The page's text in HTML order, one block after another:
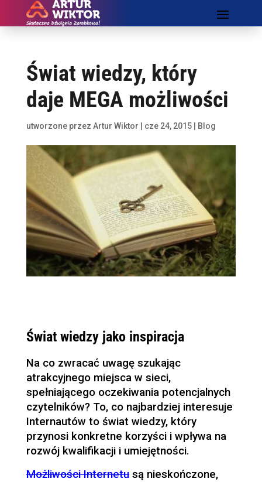
Świat wiedzy, który
daje MEGA możliwości
utworzone przez Artur Wiktor cze 24, 2015| Blog
Świat wiedzy jako inspiracja
Na co zwracać uwagę szukając
atrakcyjnego miejsca w sieci,
spełniającego oczekiwania potencjalnych
czytelników? To, co najbardziej interesuje
Internautów to świat wiedzy, który
przynosi konkretne korzyści i wpływa na
rozwój kwalifikacji i umiejętności.
Możliwości Internetusą nieskończone,